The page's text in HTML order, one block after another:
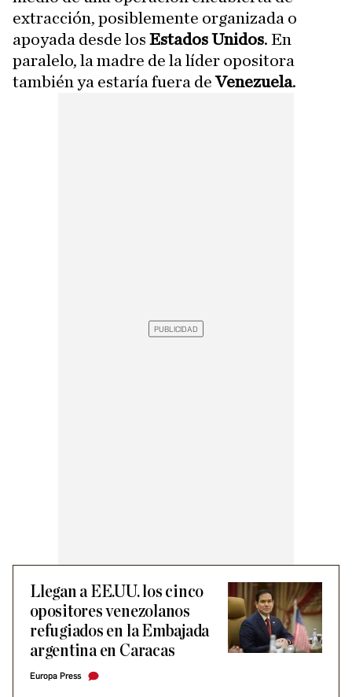
extracción, posiblemente organizada o
apoyada desde los Estados Unidos. En
paralelo, la madre de la líder opositora
también ya estaría fuera deVenezuela.
Llegan a EE.UU. los cinco
opositores venezolanos
refugiados en la Embajada
argentina en Caracas
Europa Press